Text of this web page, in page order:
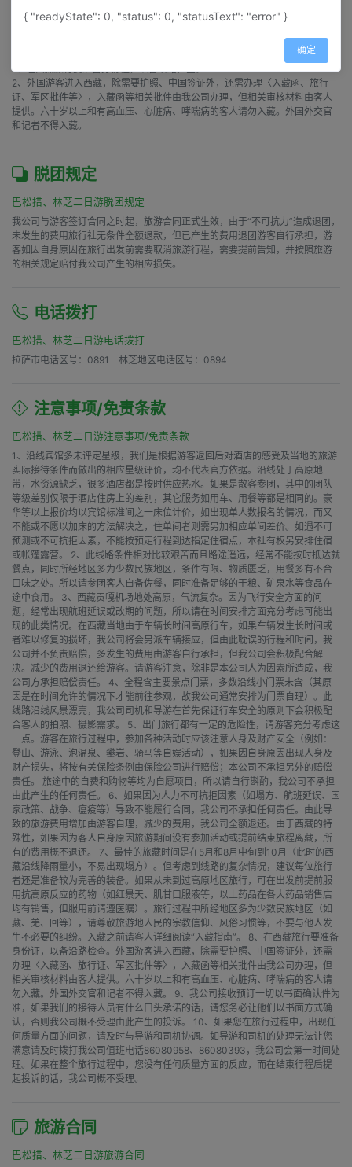
证件办理
1、在西藏旅行要准备身份证，以备沿路检查。
2、外国游客进入西藏，除需要护照、中国签证外，还需办理〈入藏函、旅行
证、军区批件等〉，入藏函等相关批件由我公司办理，但相关审核材料由客人
提供。六十岁以上和有高血压、心脏病、哮喘病的客人请勿入藏。外国外交官
和记者不得入藏。
脱团规定
巴松措、林芝二日游脱团规定
我公司与游客签订合同之时起，旅游合同正式生效，由于“不可抗力”造成退团，
未发生的费用旅行社无条件全额退款，但已产生的费用退团游客自行承担，游
客如因自身原因在旅行出发前需要取消旅游行程，需要提前告知，并按照旅游
的相关规定赔付我公司产生的相应损失。
电话拨打
巴松措、林芝二日游电话拨打
拉萨市电话区号：0891    林芝地区电话区号：0894
注意事项/免责条款
巴松措、林芝二日游注意事项/免责条款
1、沿线宾馆多未评定星级，我们是根据游客返回后对酒店的感受及当地的旅游
实际接待条件而做出的相应星级评价，均不代表官方依据。沿线处于高原地
带，水资源缺乏，很多酒店都是按时供应热水。如果是散客参团，其中的团队
等级差别仅限于酒店住房上的差别，其它服务如用车、用餐等都是相同的。豪
华等以上报价均以宾馆标准间之一床位计价，如出现单人数报名的情况，而又
不能或不愿以加床的方法解决之，住单间者则需另加相应单间差价。如遇不可
预测或不可抗拒因素，不能按预定行程到达指定住宿点，本社有权另安排住宿
或帐篷露营。 2、此线路条件相对比较艰苦而且路途遥远，经常不能按时抵达就
餐点，同时所经地区多为少数民族地区，条件有限、物质匮乏，用餐多有不合
口味之处。所以请参团客人自备佐餐，同时准备足够的干粮、矿泉水等食品在
途中食用。 3、西藏贡嘎机场地处高原，气流复杂。因为飞行安全方面的问
题，经常出现航班延误或改期的问题，所以请在时间安排方面充分考虑可能出
现的此类情况。在西藏当地由于车辆长时间高原行车，如果车辆发生长时间或
者难以修复的损坏，我公司将会另派车辆接应，但由此耽误的行程和时间，我
公司并不负责赔偿，多发生的费用由游客自行承担，但我公司会积极配合解
决。减少的费用退还给游客。请游客注意，除非是本公司人为因素所造成，我
公司方承担赔偿责任。 4、全程含主要景点门票，多数沿线小门票未含（其原
因是在时间允许的情况下才能前往参观，故我公司通常安排为门票自理）。此
线路沿线风景漂亮，我公司司机和导游在首先保证行车安全的原则下会积极配
合客人的拍照、摄影需求。 5、出门旅行都有一定的危险性，请游客充分考虑这
一点。游客在旅行过程中，参加各种活动时应该注意人身及财产安全（例如：
登山、游泳、泡温泉、攀岩、骑马等自娱活动），如果因自身原因出现人身及
财产损失，将按有关保险条例由保险公司进行赔偿；本公司不承担另外的赔偿
责任。 旅途中的自费和购物等均为自愿项目，所以请自行斟酌，我公司不承担
由此产生的任何责任。 6、如果因为人力不可抗拒因素（如塌方、航班延误、国
家政策、战争、瘟疫等）导致不能履行合同，我公司不承担任何责任。由此导
致的旅游费用增加由游客自理，减少的费用，我公司全额退还。由于西藏的特
殊性，如果因为客人自身原因旅游期间没有参加活动或提前结束旅程离藏，所
有的费用概不退还。 7、最佳的旅藏时间是在5月和8月中旬到10月（此时的西
藏沿线降雨量小，不易出现塌方）。但考虑到线路的复杂情况，建议每位旅行
者还是准备较为完善的装备。如果从未到过高原地区旅行，可在出发前提前服
用抗高原反应的药物（如红景天、肌甘口服液等，以上药品在各大药品销售店
均有销售，但服用前请遵医嘱）。旅行过程中所经地区多为少数民族地区（如
藏、羌、回等），请尊敬旅游地人民的宗教信仰、风俗习惯等，不要与他人发
生不必要的纠纷。入藏之前请客人详细阅读“入藏指南”。 8、在西藏旅行要准备
身份证，以备沿路检查。外国游客进入西藏，除需要护照、中国签证外，还需
办理〈入藏函、旅行证、军区批件等〉，入藏函等相关批件由我公司办理，但
相关审核材料由客人提供。六十岁以上和有高血压、心脏病、哮喘病的客人请
勿入藏。外国外交官和记者不得入藏。 9、我公司接收预订一切以书面确认件为
准，如果我们的接待人员有什么口头承诺的话，请您务必让他们以书面方式确
认，否则我公司概不受理由此产生的投诉。 10、如果您在旅行过程中，出现任
何质量方面的问题，请及时与导游和司机协调。如导游和司机的处理无法让您
满意请及时拨打我公司值班电话86080958、86080393，我公司会第一时间处
理。如果在整个旅行过程中，您没有任何质量方面的反应，而在结束行程后提
起投诉的话，我公司概不受理。
旅游合同
巴松措、林芝二日游旅游合同
{ "readyState": 0, "status": 0, "statusText": "error" }
确定